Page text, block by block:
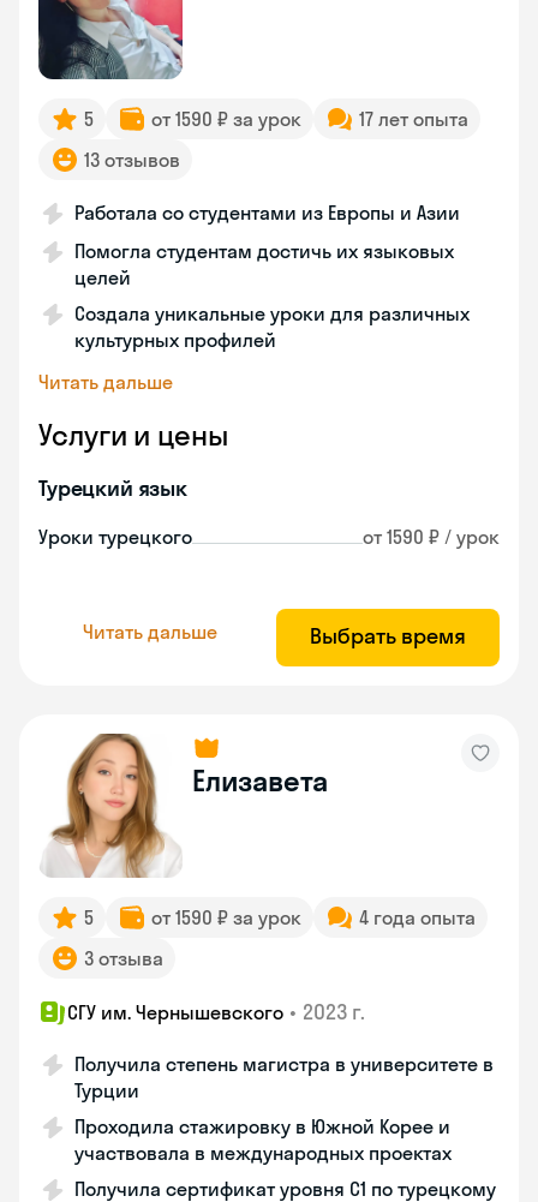
5 от 1590 ₽ за урок
17 лет опыта
13 отзывов
Работала со студентами из Европы и Азии
Помогла студентам достичь их языковых
целей
Создала уникальные уроки для различных
культурных профилей
Читать дальше
Услуги и цены
Турецкий язык
Уроки турецкого от 1590 ₽ / урок
Читать дальше Выбрать время
Елизавета
5 от 1590 ₽ за урок
4 года опыта
3 отзыва
СГУ им. Чернышевского • 2023 г.
Получила степень магистра в университете в
Турции
Проходила стажировку в Южной Корее и
участвовала в международных проектах
Получила сертификат уровня C1 по турецкому